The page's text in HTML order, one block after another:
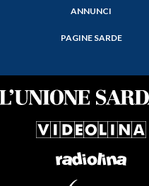
ANNUNCI
PAGINE SARDE